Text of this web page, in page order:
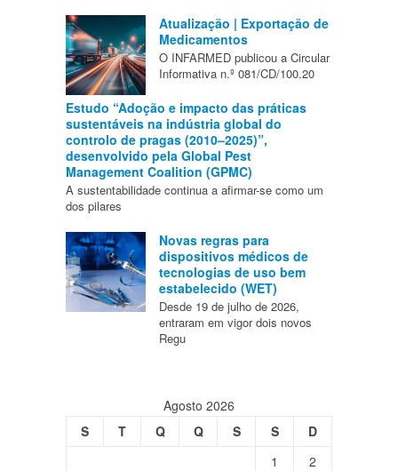
Atualização | Exportação de
Medicamentos
O INFARMED publicou a Circular
Informativa n.º 081/CD/100.20
Estudo “Adoção e impacto das práticas
sustentáveis na indústria global do
controlo de pragas (2010–2025)”,
desenvolvido pela Global Pest
Management Coalition (GPMC)
A sustentabilidade continua a afirmar-se como um
dos pilares
Novas regras para
dispositivos médicos de
tecnologias de uso bem
estabelecido (WET)
Desde 19 de julho de 2026,
entraram em vigor dois novos
Regu
Agosto 2026
S
T Q Q S S
D
1
2